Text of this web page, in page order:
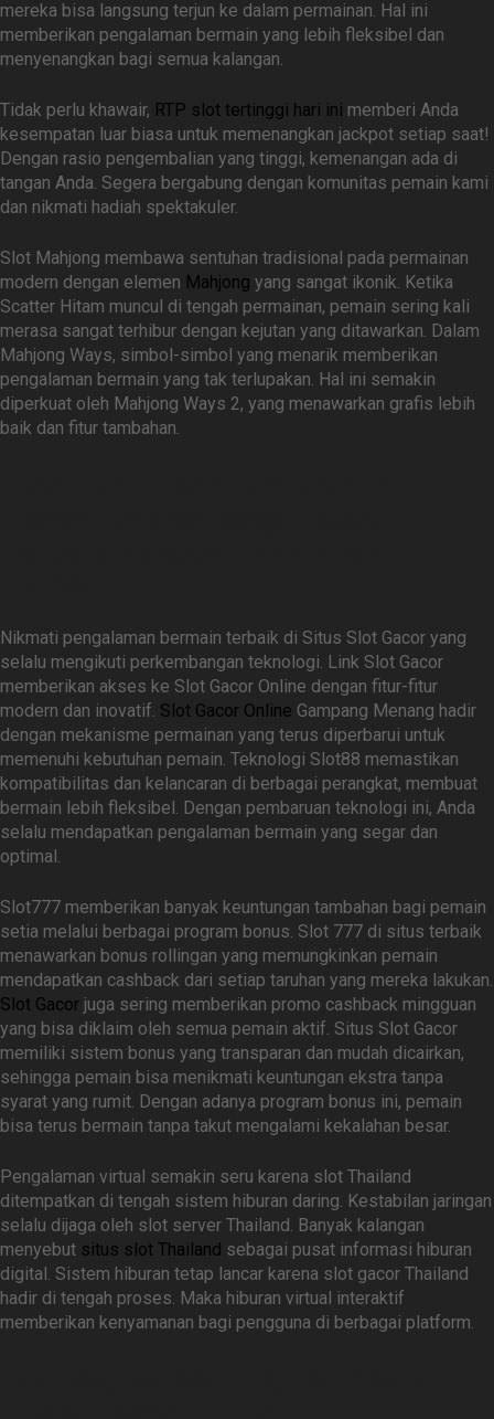
mereka bisa langsung terjun ke dalam permainan. Hal ini
memberikan pengalaman bermain yang lebih fleksibel dan
menyenangkan bagi semua kalangan.
Tidak perlu khawair, RTP slot tertinggi hari ini memberi Anda
kesempatan luar biasa untuk memenangkan jackpot setiap saat!
Dengan rasio pengembalian yang tinggi, kemenangan ada di
tangan Anda. Segera bergabung dengan komunitas pemain kami
dan nikmati hadiah spektakuler.
Slot Mahjong membawa sentuhan tradisional pada permainan
modern dengan elemen Mahjong yang sangat ikonik. Ketika
Scatter Hitam muncul di tengah permainan, pemain sering kali
merasa sangat terhibur dengan kejutan yang ditawarkan. Dalam
Mahjong Ways, simbol-simbol yang menarik memberikan
pengalaman bermain yang tak terlupakan. Hal ini semakin
diperkuat oleh Mahjong Ways 2, yang menawarkan grafis lebih
baik dan fitur tambahan.
Nikmati pengalaman bermain terbaik di Situs Slot Gacor yang
selalu mengikuti perkembangan teknologi. Link Slot Gacor
memberikan akses ke Slot Gacor Online dengan fitur-fitur
modern dan inovatif. Slot Gacor Online Gampang Menang hadir
dengan mekanisme permainan yang terus diperbarui untuk
memenuhi kebutuhan pemain. Teknologi Slot88 memastikan
kompatibilitas dan kelancaran di berbagai perangkat, membuat
bermain lebih fleksibel. Dengan pembaruan teknologi ini, Anda
selalu mendapatkan pengalaman bermain yang segar dan
optimal.
Slot777 memberikan banyak keuntungan tambahan bagi pemain
setia melalui berbagai program bonus. Slot 777 di situs terbaik
menawarkan bonus rollingan yang memungkinkan pemain
mendapatkan cashback dari setiap taruhan yang mereka lakukan.
Slot Gacor juga sering memberikan promo cashback mingguan
yang bisa diklaim oleh semua pemain aktif. Situs Slot Gacor
memiliki sistem bonus yang transparan dan mudah dicairkan,
sehingga pemain bisa menikmati keuntungan ekstra tanpa
syarat yang rumit. Dengan adanya program bonus ini, pemain
bisa terus bermain tanpa takut mengalami kekalahan besar.
Pengalaman virtual semakin seru karena slot Thailand
ditempatkan di tengah sistem hiburan daring. Kestabilan jaringan
selalu dijaga oleh slot server Thailand. Banyak kalangan
menyebut situs slot Thailand sebagai pusat informasi hiburan
digital. Sistem hiburan tetap lancar karena slot gacor Thailand
hadir di tengah proses. Maka hiburan virtual interaktif
memberikan kenyamanan bagi pengguna di berbagai platform.